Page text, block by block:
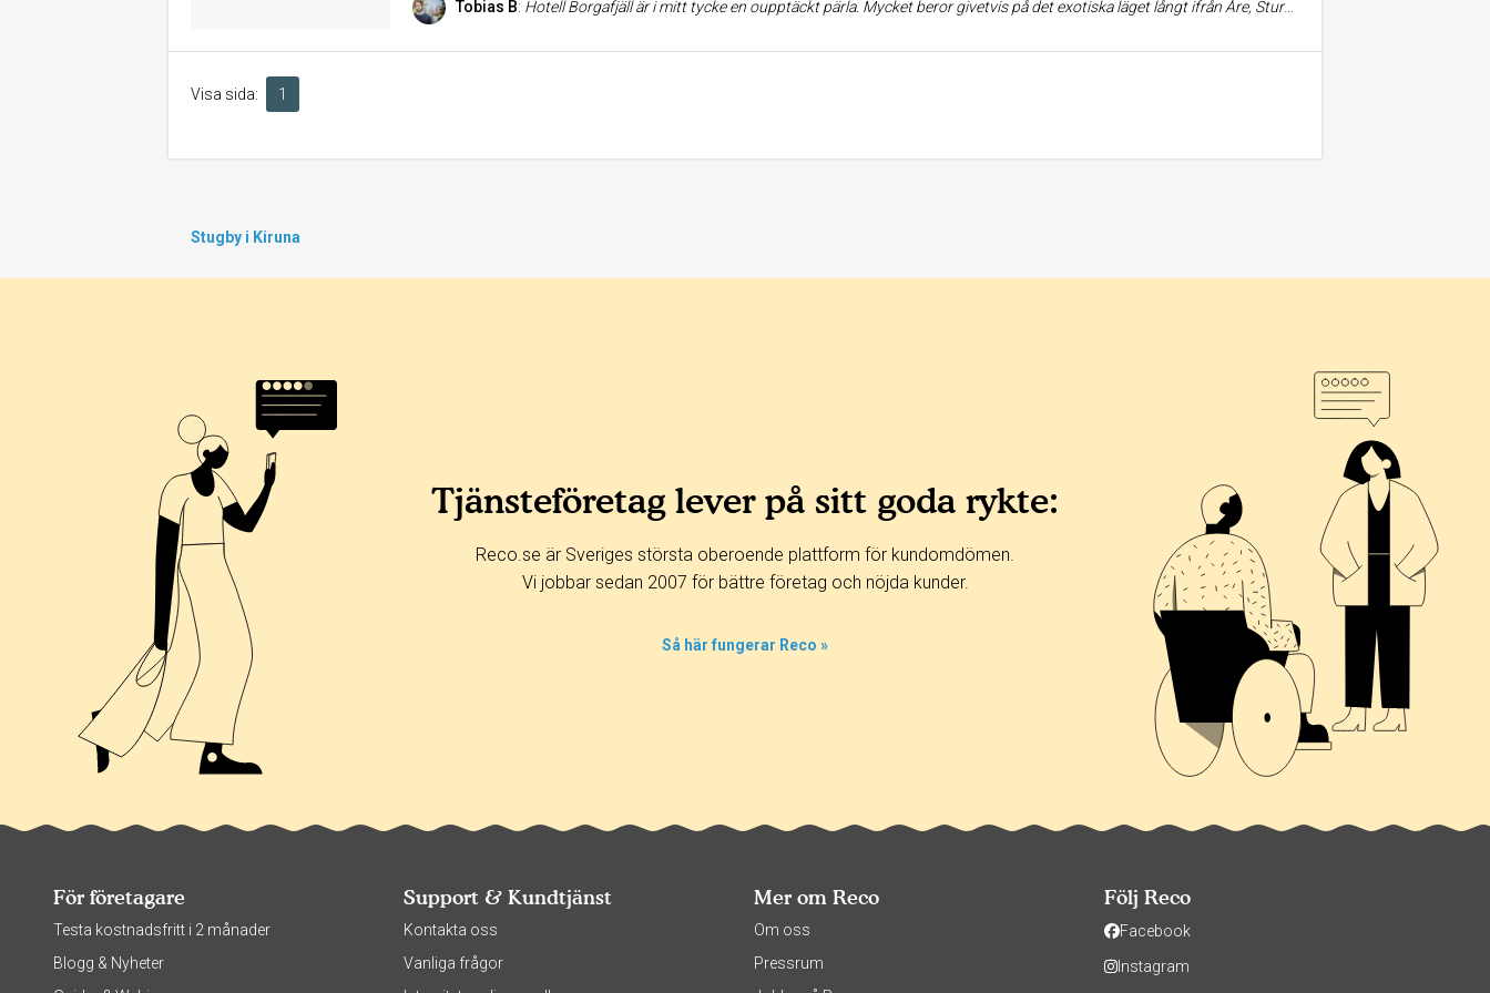
Tobias B: Hotell Borgafjäll är i mitt tycke en oupptäckt pärla. Mycket beror givetvis på det exotiska läget långt ifrån Åre, Stureplan eller andra ställen som förknippas med lyxiga upplevelser. För den som väl väljer att resa den långa vägen upp till Lappland och Hotell Borgafjäll väntar en ruggigt unik och stillsam upplevelse. Hotell Borgafjäll har förutom läget en riktigt bra restaurang med mycket god mat, givetvis anpassad efter de lokala sederna, en SPA avdelning som är riktigt fräsch. Jag gillar verkligen deras bastu. Dessutom hjälper de gladeligen till med att fixa skotrar om ni vill upp på fjället eller beställa helikopterskidåkning. Har för mig att vi betalade runt 1200 för tre lyft. Vilket var magiskt! Jag rekommenderar verkligen Hotell Borgafjäll.
Visa sida: 1
Stugby i Kiruna
Tjänsteföretag lever på sitt goda rykte:
Reco.se är Sveriges största oberoende plattform för kundomdömen.
Vi jobbar sedan 2007 för bättre företag och nöjda kunder.
Så här fungerar Reco »
För företagare
Testa kostnadsfritt i 2 månader
Blogg & Nyheter
Support & Kundtjänst
Kontakta oss
Vanliga frågor
Mer om Reco
Om oss
Pressrum
Följ Reco
Facebook
Instagram